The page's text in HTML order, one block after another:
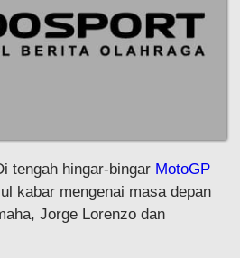
tengah hingar-bingar MotoGP
kabar mengenai masa depan
Jorge Lorenzo dan